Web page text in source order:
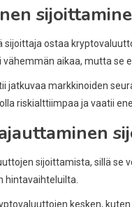
ostaa
aikaa, mutta
jatkuvaa markkinoiden
riskialttiimpaa ja vaatii
sijoittamista, sillä
hintavaihteluilta.
kesken,